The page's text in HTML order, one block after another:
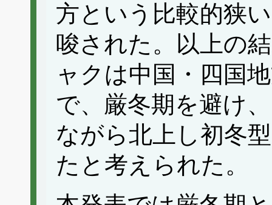
方という比較的狭
唆された。以上の
ャクは中国・四国
で、厳冬期を避け
ながら北上し初冬
たと考えられた。